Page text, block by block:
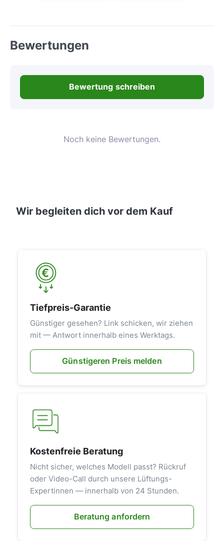
Bewertungen
Bewertung schreiben
Noch keine Bewertungen.
Wir begleiten dich vor dem Kauf
Tiefpreis-Garantie
Günstiger gesehen? Link schicken, wir ziehen
mit — Antwort innerhalb eines Werktags.
Günstigeren Preis melden
Kostenfreie Beratung
Nicht sicher, welches Modell passt? Rückruf
oder Video-Call durch unsere Lüftungs-
Expertinnen — innerhalb von 24 Stunden.
Beratung anfordern